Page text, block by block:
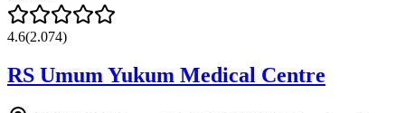
4.6(2.074)
RS Umum Yukum Medical Centre